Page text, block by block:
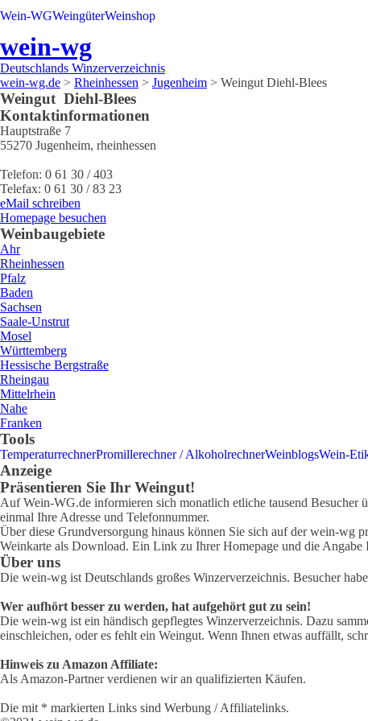
Wein-WGWeingüterWeinshop
wein-wg
Deutschlands Winzerverzeichnis
wein-wg.de > Rheinhessen > Jugenheim > Weingut Diehl-Blees
Weingut Diehl-Blees
Kontaktinformationen
Hauptstraße 7
55270 Jugenheim, rheinhessen
Telefon: 0 61 30 / 403
Telefax: 0 61 30 / 83 23
eMail schreiben
Homepage besuchen
Weinbaugebiete
Ahr
Rheinhessen
Pfalz
Baden
Sachsen
Saale-Unstrut
Mosel
Württemberg
Hessische Bergstraße
Rheingau
Mittelrhein
Nahe
Franken
Tools
TemperaturrechnerPromillerechner / AlkoholrechnerWeinblogsWein-
Anzeige
Präsentieren Sie Ihr Weingut!
Auf Wein-WG.de informieren sich monatlich etliche tausend Besucher
einmal Ihre Adresse und Telefonnummer.
Über diese Grundversorgung hinaus können Sie sich auf der wein-wg
Weinkarte als Download. Ein Link zu Ihrer Homepage und die
Über uns
Die wein-wg ist Deutschlands großes Winzerverzeichnis. Besucher
Wer aufhört besser zu werden, hat aufgehört gut zu sein!
Die wein-wg ist ein händisch gepflegtes Winzerverzeichnis. Dazu
einschleichen, oder es fehlt ein Weingut. Wenn Ihnen etwas auffällt,
Hinweis zu Amazon Affiliate:
Als Amazon-Partner verdienen wir an qualifizierten Käufen.
Die mit * markierten Links sind Werbung / Affiliatelinks.